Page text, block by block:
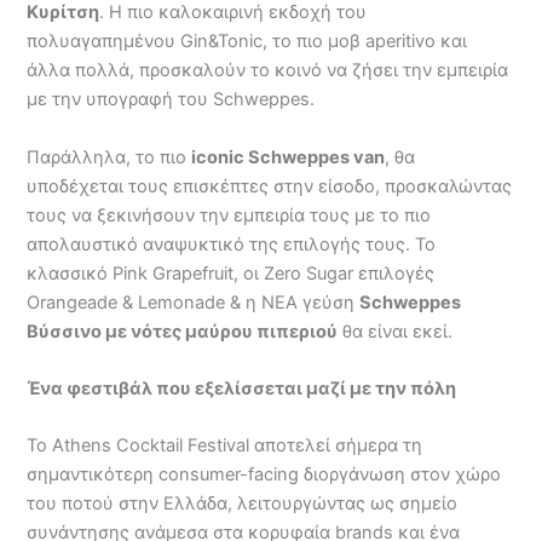
Κυρίτση. H πιο καλοκαιρινή εκδοχή του
πολυαγαπημένου Gin&Tonic, το πιο μοβ aperitivo και
άλλα πολλά, προσκαλούν το κοινό να ζήσει την εμπειρία
με την υπογραφή του Schweppes.
Παράλληλα, το πιο iconic Schweppesvan, θα
υποδέχεται τους επισκέπτες στην είσοδο, προσκαλώντας
τους να ξεκινήσουν την εμπειρία τους με το πιο
απολαυστικό αναψυκτικό της επιλογής τους. Το
κλασσικό Pink Grapefruit, οι Zero Sugar επιλογές
Orangeade & Lemonade & η NEA γεύσηSchweppes
Βύσσινο με νότες μαύρου πιπεριού θα είναι εκεί.
Ένα φεστιβάλ που εξελίσσεται μαζί με την πόλη
Το Athens Cocktail Festival αποτελεί σήμερα τη
σημαντικότερη consumer-facing διοργάνωση στον χώρο
του ποτού στην Ελλάδα, λειτουργώντας ως σημείο
συνάντησης ανάμεσα στα κορυφαία brands και ένα